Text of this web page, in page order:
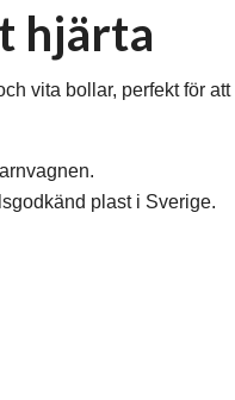
hjärta
vita bollar, perfekt för
plast i Sverige.